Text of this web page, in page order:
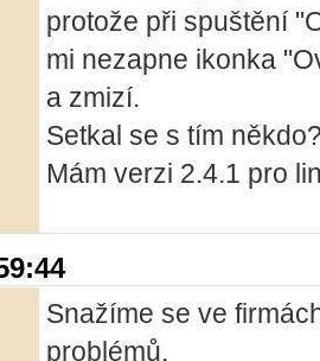
protože při spuštění
mi nezapne ikonka
a zmizí.
Setkal se s tím
Mám verzi 2.4.1 pro
Snažíme se ve
problémů.